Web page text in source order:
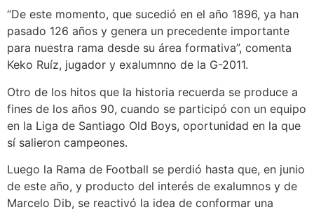
“De este momento, que sucedió en el año 1896, ya han
pasado 126 años y genera un precedente importante
para nuestra rama desde su área formativa”, comenta
Keko Ruíz, jugador y exalumnno de la G-2011.
Otro de los hitos que la historia recuerda se produce a
fines de los años 90, cuando se participó con un equipo
en la Liga de Santiago Old Boys, oportunidad en la que
sí salieron campeones.
Luego la Rama de Football se perdió hasta que, en junio
de este año, y producto del interés de exalumnos y de
Marcelo Dib, se reactivó la idea de conformar una